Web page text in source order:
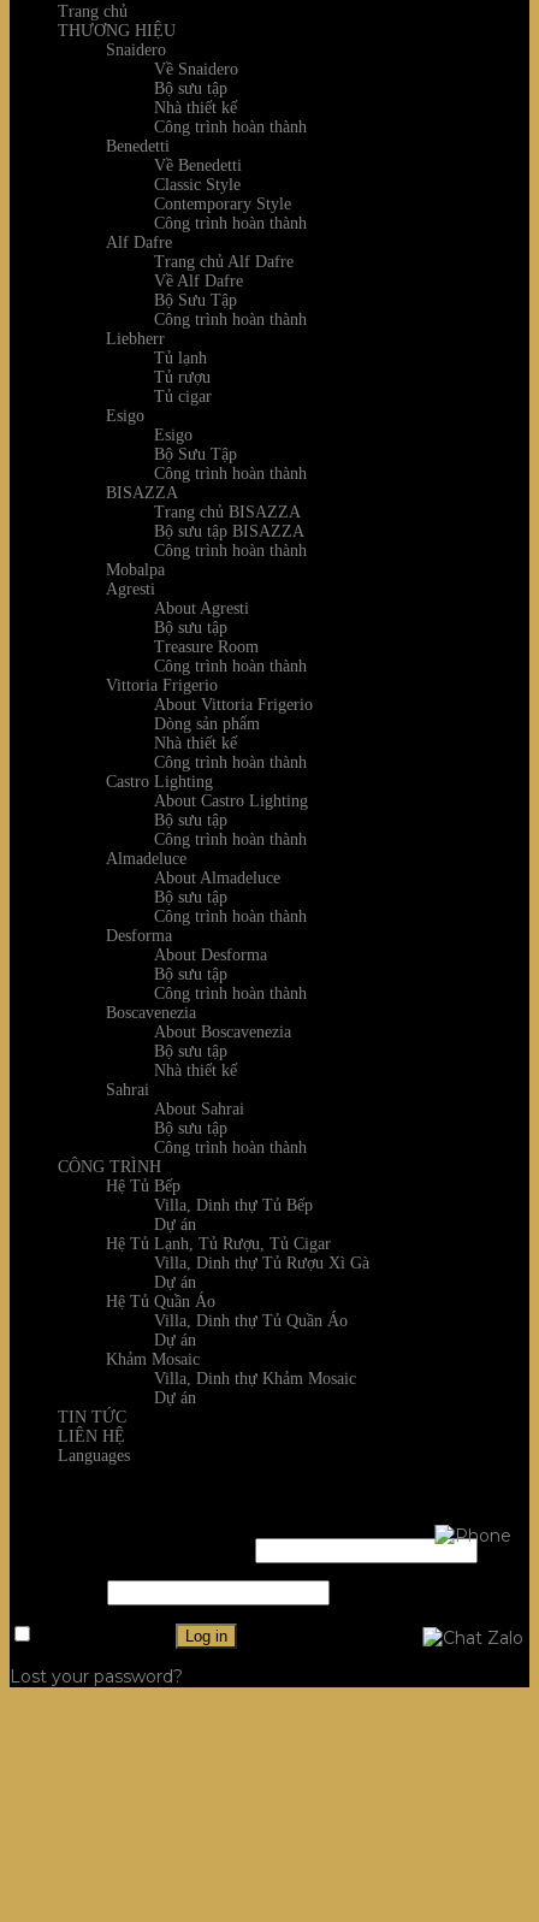
Trang chủ
THƯƠNG HIỆU
Snaidero
Về Snaidero
Bộ sưu tập
Nhà thiết kế
Công trình hoàn thành
Benedetti
Về Benedetti
Classic Style
Contemporary Style
Công trình hoàn thành
Alf Dafre
Trang chủ Alf Dafre
Về Alf Dafre
Bộ Sưu Tập
Công trình hoàn thành
Liebherr
Tủ lạnh
Tủ rượu
Tủ cigar
Esigo
Esigo
Bộ Sưu Tập
Công trình hoàn thành
BISAZZA
Trang chủ BISAZZA
Bộ sưu tập BISAZZA
Công trình hoàn thành
Mobalpa
Agresti
About Agresti
Bộ sưu tập
Treasure Room
Công trình hoàn thành
Vittoria Frigerio
About Vittoria Frigerio
Dòng sản phẩm
Nhà thiết kế
Công trình hoàn thành
Castro Lighting
About Castro Lighting
Bộ sưu tập
Công trình hoàn thành
Almadeluce
About Almadeluce
Bộ sưu tập
Công trình hoàn thành
Desforma
About Desforma
Bộ sưu tập
Công trình hoàn thành
Boscavenezia
About Boscavenezia
Bộ sưu tập
Nhà thiết kế
Sahrai
About Sahrai
Bộ sưu tập
Công trình hoàn thành
CÔNG TRÌNH
Hệ Tủ Bếp
Villa, Dinh thự Tủ Bếp
Dự án
Hệ Tủ Lạnh, Tủ Rượu, Tủ Cigar
Villa, Dinh thự Tủ Rượu Xì Gà
Dự án
Hệ Tủ Quần Áo
Villa, Dinh thự Tủ Quần Áo
Dự án
Khảm Mosaic
Villa, Dinh thự Khảm Mosaic
Dự án
TIN TỨC
LIÊN HỆ
Languages
Log in
Lost your password?